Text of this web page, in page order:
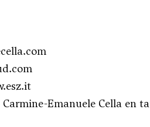
Emanuele Cella en